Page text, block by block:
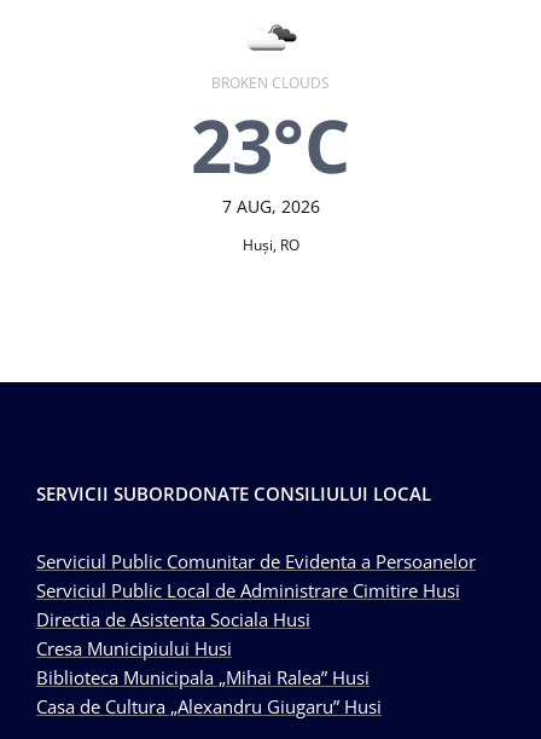
BROKEN CLOUDS
23°C
7 AUG, 2026
Huşi, RO
SERVICII SUBORDONATE CONSILIULUI LOCAL
Serviciul Public Comunitar de Evidenta a Persoanelor
Serviciul Public Local de Administrare Cimitire Husi
Directia de Asistenta Sociala Husi
Cresa Municipiului Husi
Biblioteca Municipala „Mihai Ralea” Husi
Casa de Cultura „Alexandru Giugaru” Husi